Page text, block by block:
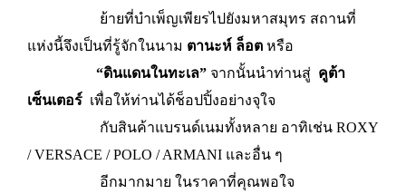
ย้ายที่บำเพ็ญเพียรไปยังมหาสมุทร สถานที่
แห่งนี้จึงเป็นที่รู้จักในนาม ตานะห์ ล็อต หรือ
“ดินแดนในทะเล” จากนั้นนำท่านสู่ คูต้า
เซ็นเตอร์ เพื่อให้ท่านได้ช็อปปิ้งอย่างจุใจ
กับสินค้าแบรนด์เนมทั้งหลาย อาทิเช่น ROXY
/ VERSACE / POLO / ARMANI และอื่น ๆ
อีกมากมาย ในราคาที่คุณพอใจ